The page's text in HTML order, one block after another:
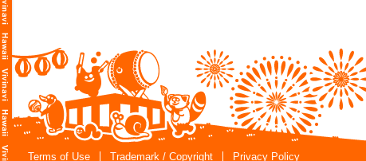
Terms of Use
Trademark / Copyright Privacy Policy